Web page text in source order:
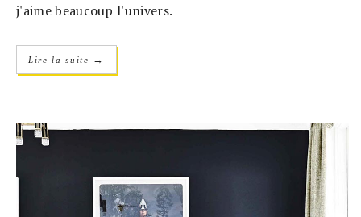
j'aime beaucoup l'univers.
Lire la suite →